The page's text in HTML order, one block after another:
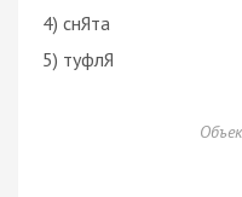
4) снЯта
5) туфлЯ